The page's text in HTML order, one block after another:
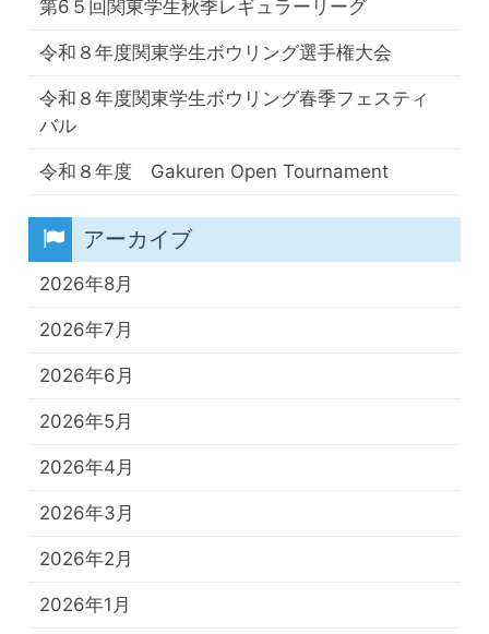
第6５回関東学生秋季レギュラーリーグ
令和８年度関東学生ボウリング選手権大会
令和８年度関東学生ボウリング春季フェスティ
バル
令和８年度 Gakuren Open Tournament
アーカイブ
2026年8月
2026年7月
2026年6月
2026年5月
2026年4月
2026年3月
2026年2月
2026年1月